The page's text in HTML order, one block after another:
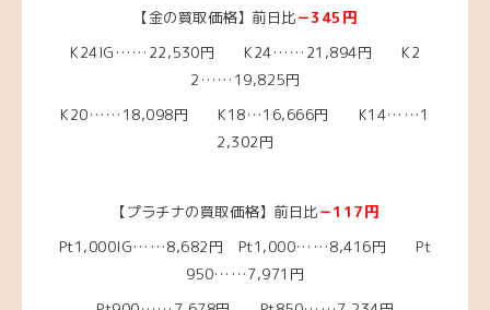
【金の買取価格】前日比－345円
K24IG……22,530円 K24……21,894円 K2
2……19,825円
K20……18,098円 K18…16,666円 K14……1
2,302円
【プラチナの買取価格】前日比－117円
Pt1,000IG……8,682円 Pt1,000……8,416円 Pt
950……7,971 円